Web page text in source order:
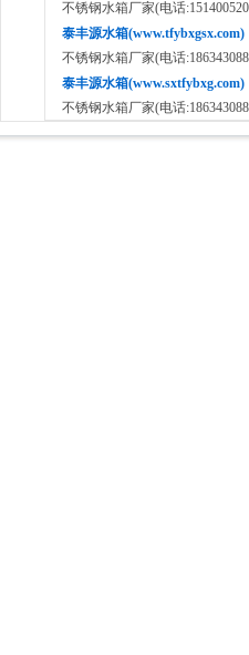
不锈钢水箱厂家(电话
泰丰源水箱(www.tfybxgsx.com)
不锈钢水箱厂家(电话
泰丰源水箱(www.sxtfybxg.com)
不锈钢水箱厂家(电话